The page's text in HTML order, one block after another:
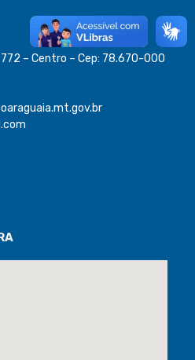
772 – Centro – Cep: 78.670-000